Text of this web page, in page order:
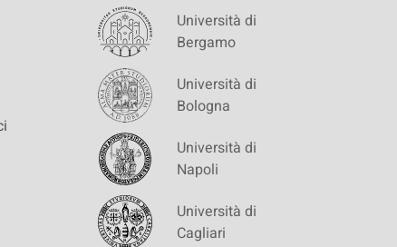
Università di
Bergamo
Università di
Bologna
Università di
Napoli
Università di
Cagliari